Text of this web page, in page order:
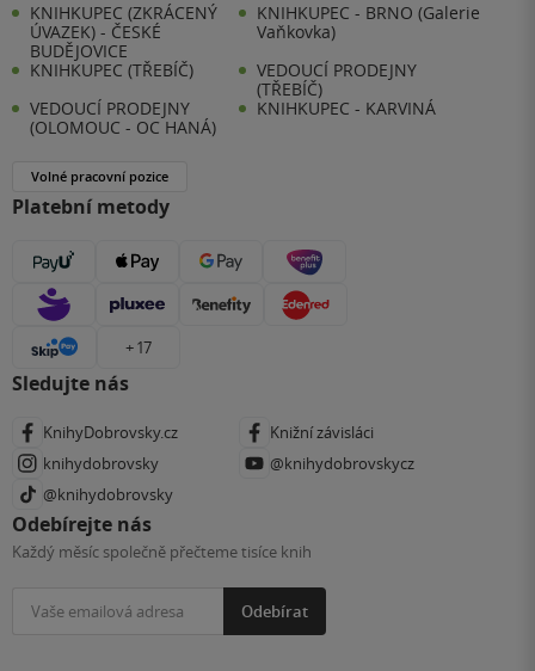
KNIHKUPEC (ZKRÁCENÝ
ÚVAZEK) - ČESKÉ
BUDĚJOVICE
KNIHKUPEC - BRNO (Galerie
Vaňkovka)
KNIHKUPEC (TŘEBÍČ)
VEDOUCÍ PRODEJNY
(TŘEBÍČ)
VEDOUCÍ PRODEJNY
(OLOMOUC - OC HANÁ)
KNIHKUPEC - KARVINÁ
Volné pracovní pozice
Platební metody
+ 17
Sledujte nás
KnihyDobrovsky.cz
Knižní závisláci
knihydobrovsky
@knihydobrovskycz
@knihydobrovsky
Odebírejte nás
Každý měsíc společně přečteme tisíce knih
Odebírat